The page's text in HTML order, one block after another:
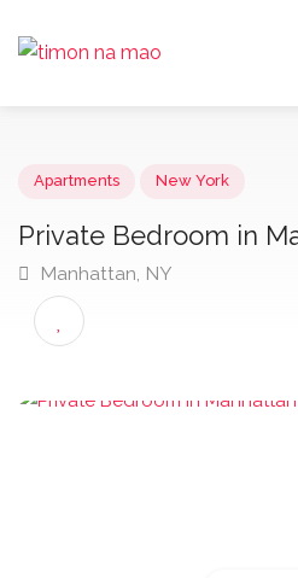
Private Bedroom in
Manhattan, NY